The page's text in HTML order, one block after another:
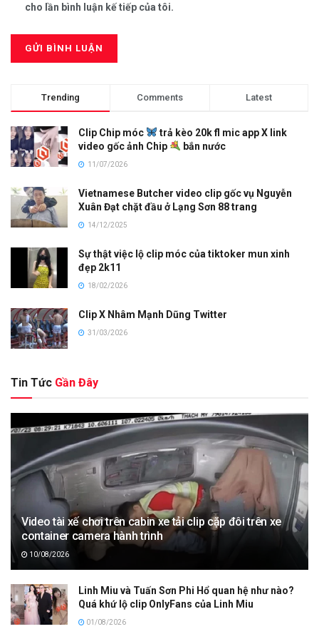
cho lần bình luận kế tiếp của tôi.
Trending Comments Latest
Clip Chip móc
trả kèo 20k fl mic app X link
video gốc ảnh Chip
bắn nước
11/07/2026
Vietnamese Butcher video clip gốc vụ Nguyễn
Xuân Đạt chặt đầu ở Lạng Sơn 88 trang
14/12/2025
Sự thật việc lộ clip móc của tiktoker mun xinh
đẹp 2k11
18/02/2026
Clip X Nhâm Mạnh Dũng Twitter
31/03/2026
Tin Tức Gần Đây
Video tài xế chơi trên cabin xe tải clip cặp đôi trên xe
container camera hành trình
10/08/2026
Linh Miu và Tuấn Sơn Phi Hổ quan hệ như nào?
Quá khứ lộ clip OnlyFans của Linh Miu
01/08/2026